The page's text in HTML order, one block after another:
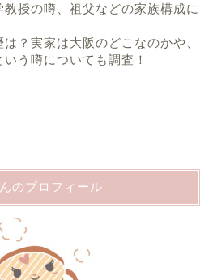
授の噂、祖父などの家族構成に
？実家は大阪のどこなのかや、
う噂についても調査！
のプロフィール